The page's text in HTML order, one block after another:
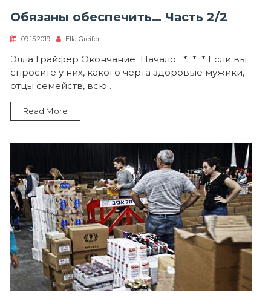
Обязаны обеспечить… Часть 2/2
09.15.2019 Ella Greifer
Элла Грайфер Окончание Начало * * * Если вы
спросите у них, какого черта здоровые мужики,
отцы семейств, всю…
Read More